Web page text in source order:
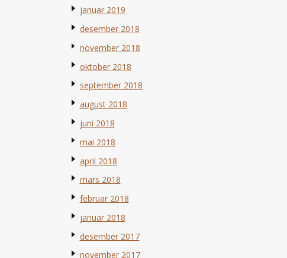
januar 2019
desember 2018
november 2018
oktober 2018
september 2018
august 2018
juni 2018
mai 2018
april 2018
mars 2018
februar 2018
januar 2018
desember 2017
november 2017